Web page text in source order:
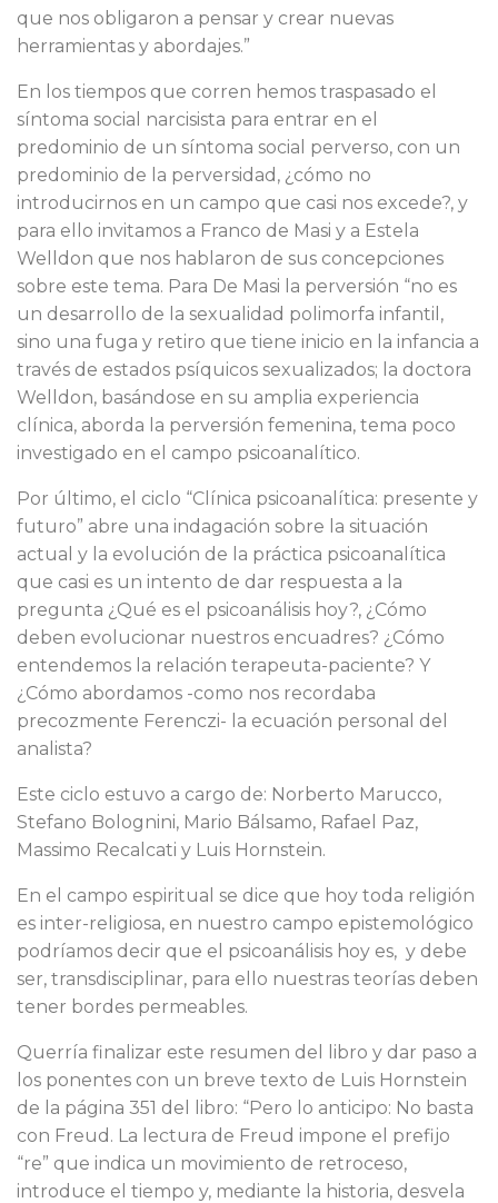
que nos obligaron a pensar y crear nuevas
herramientas y abordajes.”
En los tiempos que corren hemos traspasado el
síntoma social narcisista para entrar en el
predominio de un síntoma social perverso, con un
predominio de la perversidad, ¿cómo no
introducirnos en un campo que casi nos excede?, y
para ello invitamos a Franco de Masi y a Estela
Welldon que nos hablaron de sus concepciones
sobre este tema. Para De Masi la perversión “no es
un desarrollo de la sexualidad polimorfa infantil,
sino una fuga y retiro que tiene inicio en la infancia a
través de estados psíquicos sexualizados; la doctora
Welldon, basándose en su amplia experiencia
clínica, aborda la perversión femenina, tema poco
investigado en el campo psicoanalítico.
Por último, el ciclo “Clínica psicoanalítica: presente y
futuro” abre una indagación sobre la situación
actual y la evolución de la práctica psicoanalítica
que casi es un intento de dar respuesta a la
pregunta ¿Qué es el psicoanálisis hoy?, ¿Cómo
deben evolucionar nuestros encuadres? ¿Cómo
entendemos la relación terapeuta-paciente? Y
¿Cómo abordamos -como nos recordaba
precozmente Ferenczi- la ecuación personal del
analista?
Este ciclo estuvo a cargo de: Norberto Marucco,
Stefano Bolognini, Mario Bálsamo, Rafael Paz,
Massimo Recalcati y Luis Hornstein.
En el campo espiritual se dice que hoy toda religión
es inter-religiosa, en nuestro campo epistemológico
podríamos decir que el psicoanálisis hoy es, y debe
ser, transdisciplinar, para ello nuestras teorías deben
tener bordes permeables.
Querría finalizar este resumen del libro y dar paso a
los ponentes con un breve texto de Luis Hornstein
de la página 351 del libro: “Pero lo anticipo: No basta
con Freud. La lectura de Freud impone el prefijo
“re” que indica un movimiento de retroceso,
introduce el tiempo y, mediante la historia, desvela